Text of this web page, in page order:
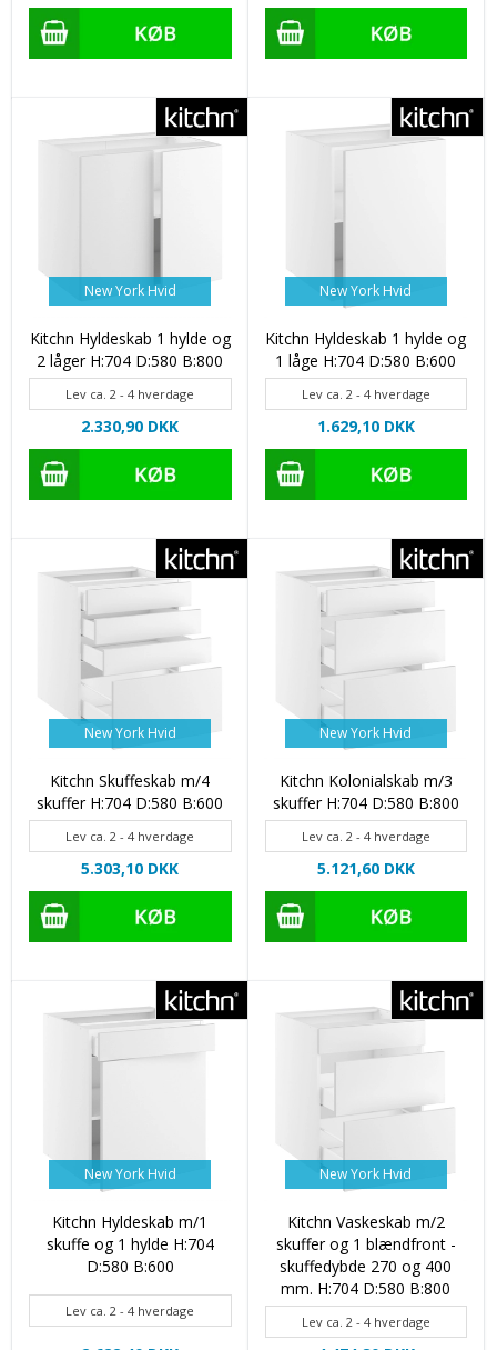
New York Hvid
Kitchn Hyldeskab 1 hylde og
2 låger H:704 D:580 B:800
Lev ca. 2 - 4 hverdage
2.330,90 DKK
New York Hvid
Kitchn Hyldeskab 1 hylde og
1 låge H:704 D:580 B:600
Lev ca. 2 - 4 hverdage
1.629,10 DKK
New York Hvid
Kitchn Skuffeskab m/4
skuffer H:704 D:580 B:600
Lev ca. 2 - 4 hverdage
5.303,10 DKK
New York Hvid
Kitchn Kolonialskab m/3
skuffer H:704 D:580 B:800
Lev ca. 2 - 4 hverdage
5.121,60 DKK
New York Hvid
Kitchn Hyldeskab m/1
skuffe og 1 hylde H:704
D:580 B:600
Lev ca. 2 - 4 hverdage
New York Hvid
Kitchn Vaskeskab m/2
skuffer og 1 blændfront -
skuffedybde 270 og 400
mm. H:704 D:580 B:800
Lev ca. 2 - 4 hverdage